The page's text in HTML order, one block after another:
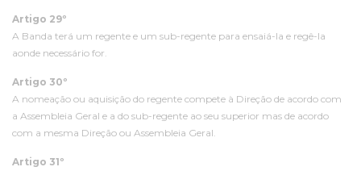
Artigo 29º
A Banda terá um regente e um sub-regente para ensaiá-la e regê-la
aonde necessário for.
Artigo 30º
A nomeação ou aquisição do regente compete à Direção de acordo com
a Assembleia Geral e a do sub-regente ao seu superior mas de acordo
com a mesma Direção ou Assembleia Geral.
Artigo 31º